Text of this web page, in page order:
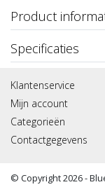
Product
Specificaties
Klantenservice
Mijn account
Categorieën
Contactgegevens
© Copyright 2026 -